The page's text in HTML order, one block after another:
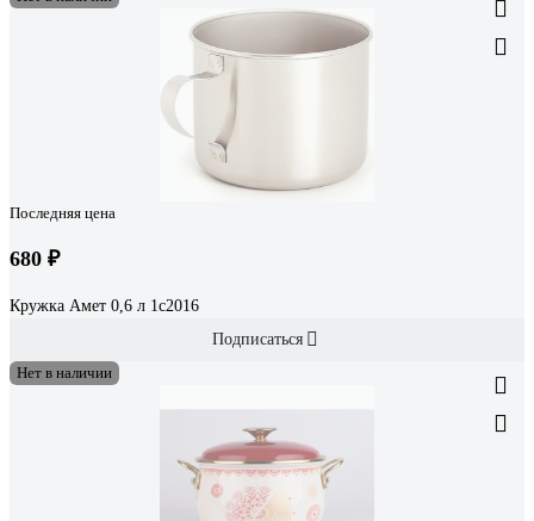
Последняя цена
680 ₽
Кружка Амет 0,6 л 1с2016
Подписаться
Нет в наличии